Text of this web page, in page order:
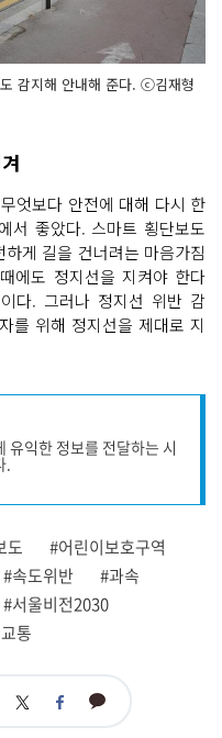
감지해 안내해 준다. ⓒ김재형
엇보다 안전에 대해 다시 한
서 좋았다. 스마트 횡단보도
게 길을 건너려는 마음가짐
에도 정지선을 지켜야 한다
다. 그러나 정지선 위반 감
를 위해 정지선을 제대로 지
유익한 정보를 전달하는 시
.
도
#어린이보호구역
#속도위반
#과속
#서울비전2030
통
트 페 카